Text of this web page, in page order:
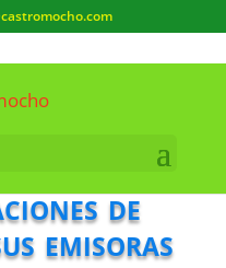
de
emisoras